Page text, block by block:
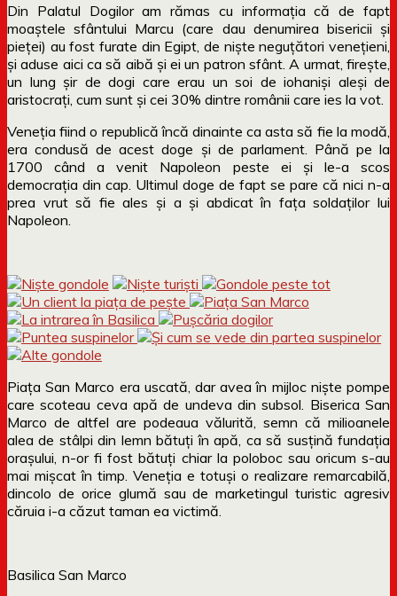
Din Palatul Dogilor am rămas cu informația că de fapt
moaștele sfântului Marcu (care dau denumirea bisericii și
pieței) au fost furate din Egipt, de niște neguțători venețieni,
și aduse aici ca să aibă și ei un patron sfânt. A urmat, firește,
un lung șir de dogi care erau un soi de iohaniși aleși de
aristocrați, cum sunt și cei 30% dintre românii care ies la vot.
Veneția fiind o republică încă dinainte ca asta să fie la modă,
era condusă de acest doge și de parlament. Până pe la
1700 când a venit Napoleon peste ei și le-a scos
democrația din cap. Ultimul doge de fapt se pare că nici n-a
prea vrut să fie ales și a și abdicat în fața soldaților lui
Napoleon.
Piața San Marco era uscată, dar avea în mijloc niște pompe
care scoteau ceva apă de undeva din subsol. Biserica San
Marco de altfel are podeaua vălurită, semn că milioanele
alea de stâlpi din lemn bătuți în apă, ca să susțină fundația
orașului, n-or fi fost bătuți chiar la poloboc sau oricum s-au
mai mișcat în timp. Veneția e totuși o realizare remarcabilă,
dincolo de orice glumă sau de marketingul turistic agresiv
căruia i-a căzut taman ea victimă.
Basilica San Marco